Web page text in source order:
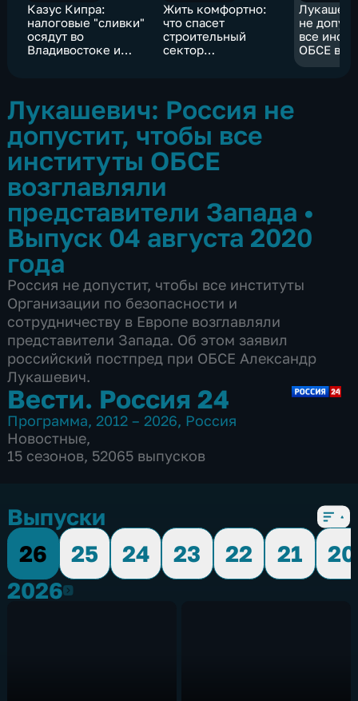
Казус Кипра:
налоговые "сливки"
осядут во
Владивостоке и
Жить комфортно:
что спасет
строительный
сектор
не
все
ОБСЕ
Лукашевич: Россия не
допустит, чтобы все
институты ОБСЕ
возглавляли
представители Запада •
Выпуск 04 августа 2020
года
Россия не допустит, чтобы все институты
Организации по безопасности и
сотрудничеству в Европе возглавляли
представители Запада. Об этом заявил
российский постпред при ОБСЕ Александр
Лукашевич.
Вести. Россия 24
Программа, 2012 – 2026, Россия
Новостные,
15 сезонов, 52065 выпусков
Выпуски
26
25 24 23 22 21
20
20262026